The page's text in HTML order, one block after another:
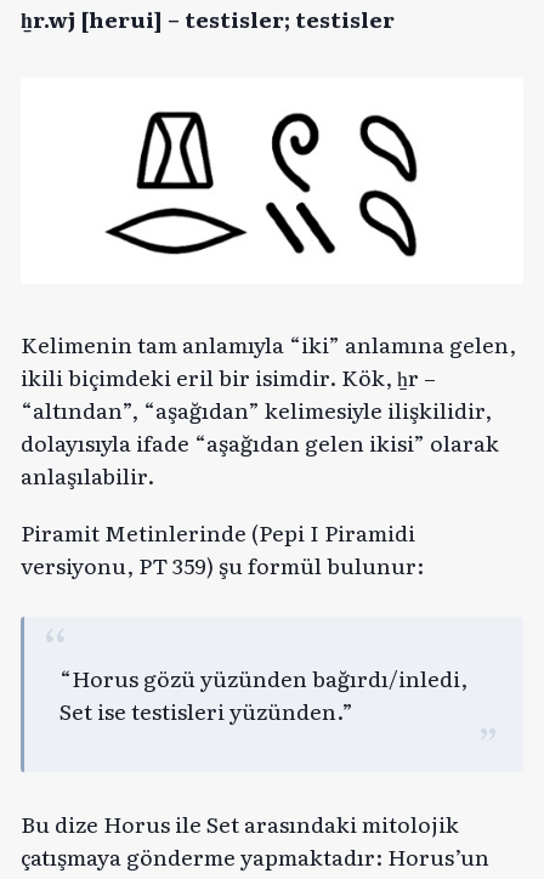
ẖr.wj [herui] – testisler; testisler
Kelimenin tam anlamıyla “iki” anlamına gelen,
ikili biçimdeki eril bir isimdir. Kök, ẖr –
“altından”, “aşağıdan” kelimesiyle ilişkilidir,
dolayısıyla ifade “aşağıdan gelen ikisi” olarak
anlaşılabilir.
Piramit Metinlerinde (Pepi I Piramidi
versiyonu, PT 359) şu formül bulunur:
“Horus gözü yüzünden bağırdı/inledi,
Set ise testisleri yüzünden.”
Bu dize Horus ile Set arasındaki mitolojik
çatışmaya gönderme yapmaktadır: Horus’un